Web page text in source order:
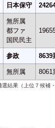
日本保守
無所属
都ファ
国民民主
参政 8639
無所属 8061
結果（上位７候補・